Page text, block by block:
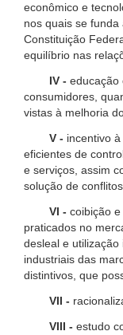
econômico e
nos quais se
Constituição
equilíbrio nas
IV - educação
consumidores,
vistas à melhoria
V - incentivo
eficientes de
e serviços, assim
solução de
VI - coibição
praticados no
desleal e
industriais das
distintivos, que
VII -
VIII - estudo